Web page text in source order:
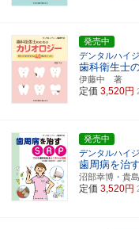
発売中
デンタルハイ
歯科衛生士
伊藤中 著
定価 3,520円
発売中
デンタルハイ
歯周病を治
沼部幸博・貴
定価 3,520円